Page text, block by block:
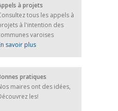
mieux les réfugiés
France,...
à projets
tous les appels à
à l'intention des
varoises
savoir plus
pratiques
maires ont des idées,
les!